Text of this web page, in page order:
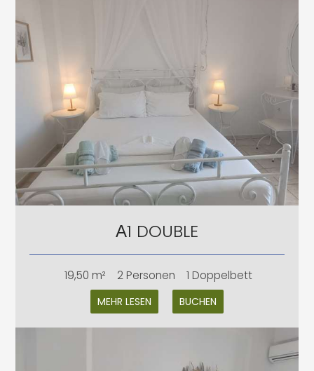
Α1 DOUBLE
19,50 m² 2 Personen 1 Doppelbett
MEHR LESEN BUCHEN